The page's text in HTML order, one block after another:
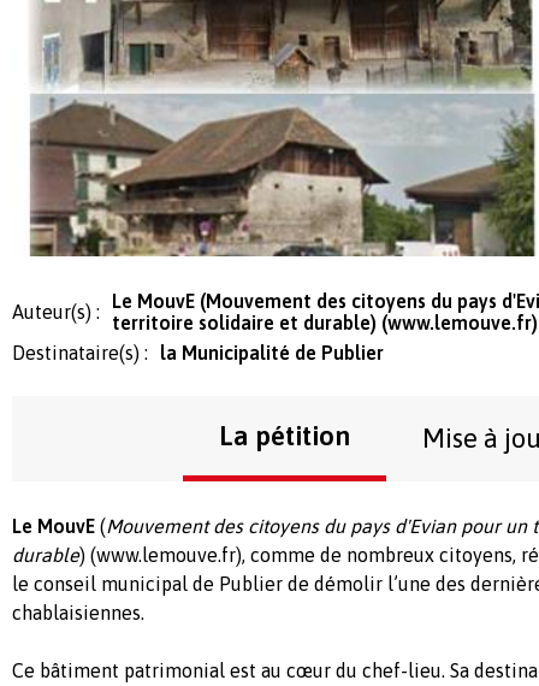
Auteur(s) :
Le MouvE (Mouvement des citoyens du pays
territoire solidaire et durable) (www.lemouve.fr)
Destinataire(s) :
la Municipalité de Publier
La pétition Mise à
Le MouvE (Mouvement des citoyens du pays d'Evian pour
durable) (www.lemouve.fr), comme de nombreux citoyens,
le conseil municipal de Publier de démolir l’une des
chablaisiennes.
Ce bâtiment patrimonial est au cœur du chef-lieu. Sa